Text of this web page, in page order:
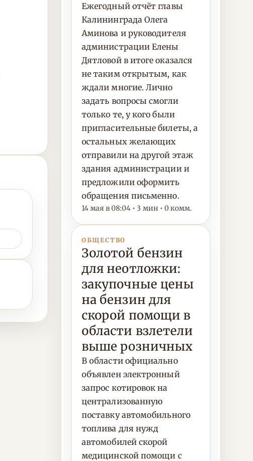
Ежегодный отчёт главы
Калининграда Олега
Аминова и руководителя
администрации Елены
Дятловой в итоге оказался
не таким открытым, как
ждали многие. Лично
задать вопросы смогли
только те, у кого были
пригласительные билеты, а
остальных желающих
отправили на другой этаж
здания администрации и
предложили оформить
обращения письменно.
14 мая в 08:04 • 3 мин • 0 комм.
ОБЩЕСТВО
Золотой бензин
для неотложки:
закупочные цены
на бензин для
скорой помощи в
области взлетели
выше розничных
В области официально
объявлен электронный
запрос котировок на
централизованную
поставку автомобильного
топлива для нужд
автомобилей скорой
медицинской помощи с